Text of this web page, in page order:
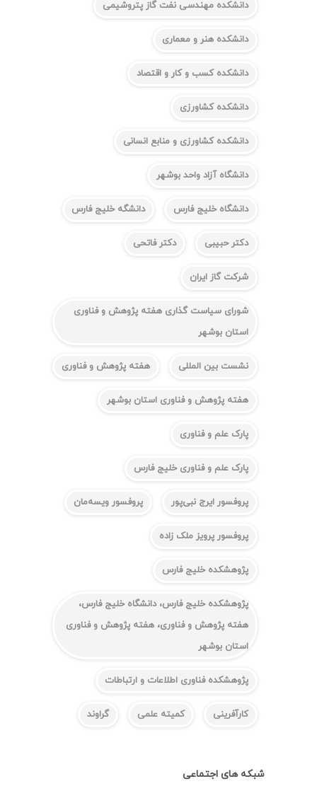
دانشکده مهندسی نفت گاز پتروشیمی
دانشکده هنر و معماری
دانشکده کسب و کار و اقتصاد
دانشکده کشاورزی
دانشکده کشاورزی و منابع انسانی
دانشگاه آزاد واحد بوشهر
دانشگاه خلیج فارس دانشگه خلیج فارس
دکتر حبیبی دکتر فاتحی
شرکت گاز ایران
شورای سیاست گذاری هفته پژوهش و فناوری
استان بوشهر
نشست بین المللی هفته پژوهش و فناوری
هفته پژوهش و فناوری استان بوشهر
پارک علم و فناوری
پارک علم و فناوری خلیج فارس
پروفسور ایرج نبی‌پور پروفسور ویسه‌مان
پروفسور پرویز ملک زاده
پژوهشکده خلیج فارس
پژوهشکده خلیج فارس، دانشگاه خلیج فارس،
هفته پژوهش و فناوری، هفته پژوهش و فناوری
استان بوشهر
پژوهشکده فناوری اطلاعات و ارتباطات
کارآفرینی کمیته علمی گراوند
شبکه های اجتماعی